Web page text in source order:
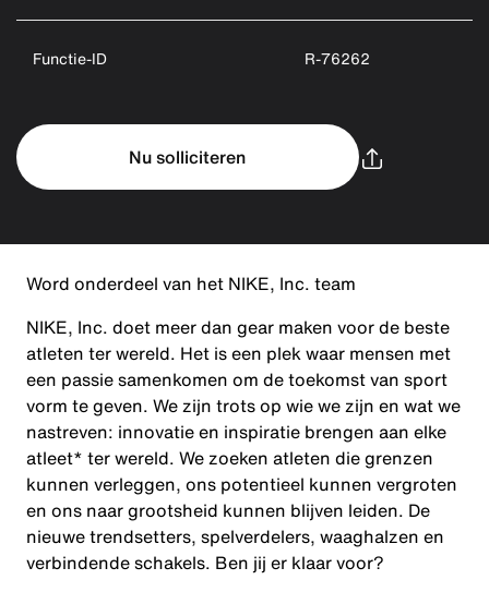
Functie-ID R-76262
Nu solliciteren
Word onderdeel van het NIKE, Inc. team
NIKE, Inc. doet meer dan gear maken voor de beste
atleten ter wereld. Het is een plek waar mensen met
een passie samenkomen om de toekomst van sport
vorm te geven. We zijn trots op wie we zijn en wat we
nastreven: innovatie en inspiratie brengen aan elke
atleet* ter wereld. We zoeken atleten die grenzen
kunnen verleggen, ons potentieel kunnen vergroten
en ons naar grootsheid kunnen blijven leiden. De
nieuwe trendsetters, spelverdelers, waaghalzen en
verbindende schakels. Ben jij er klaar voor?